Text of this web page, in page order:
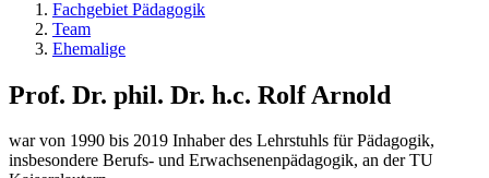
Fachgebiet Pädagogik
Team
Ehemalige
Prof. Dr. phil. Dr. h.c. Rolf Arnold
war von 1990 bis 2019 Inhaber des Lehrstuhls für Pädagogik,
insbesondere Berufs- und Erwachsenenpädagogik, an der TU